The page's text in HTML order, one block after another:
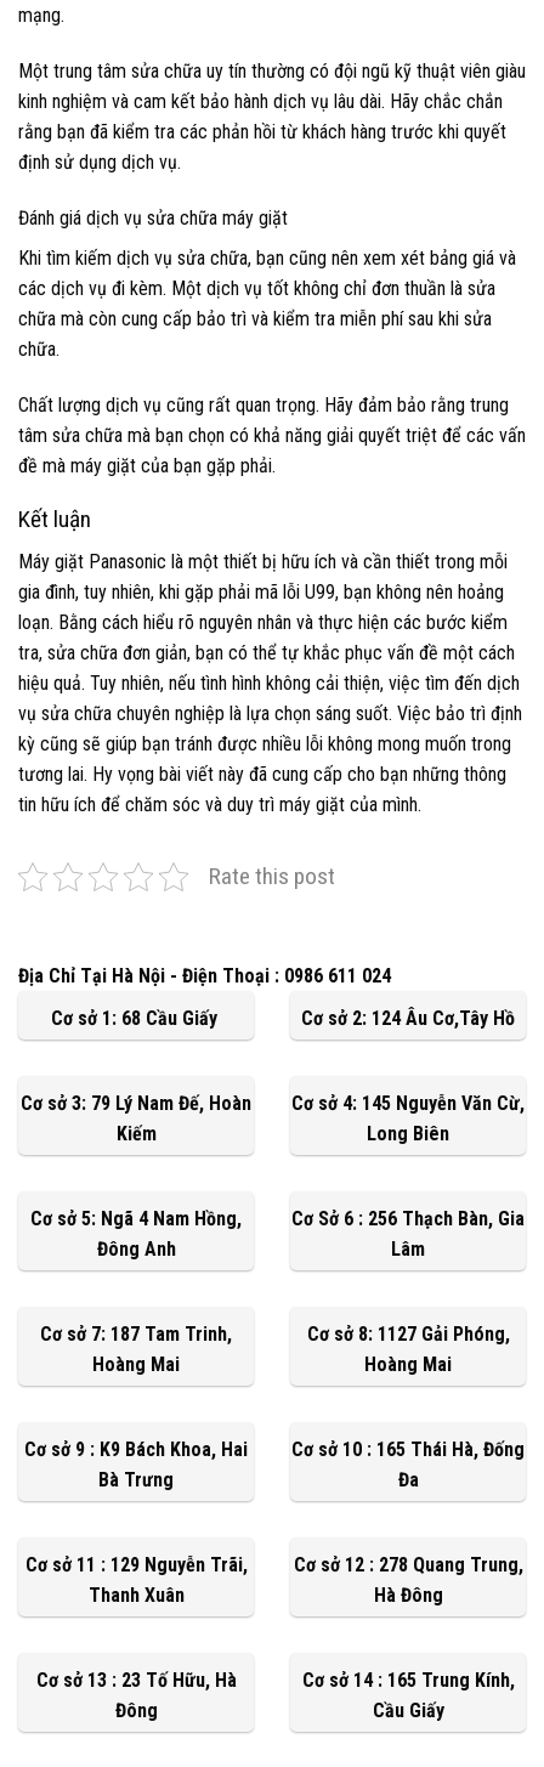
mạng.
Một trung tâm sửa chữa uy tín thường có đội ngũ kỹ thuật viên giàu
kinh nghiệm và cam kết bảo hành dịch vụ lâu dài. Hãy chắc chắn
rằng bạn đã kiểm tra các phản hồi từ khách hàng trước khi quyết
định sử dụng dịch vụ.
Đánh giá dịch vụ sửa chữa máy giặt
Khi tìm kiếm dịch vụ sửa chữa, bạn cũng nên xem xét bảng giá và
các dịch vụ đi kèm. Một dịch vụ tốt không chỉ đơn thuần là sửa
chữa mà còn cung cấp bảo trì và kiểm tra miễn phí sau khi sửa
chữa.
Chất lượng dịch vụ cũng rất quan trọng. Hãy đảm bảo rằng trung
tâm sửa chữa mà bạn chọn có khả năng giải quyết triệt để các vấn
đề mà máy giặt của bạn gặp phải.
Kết luận
Máy giặt Panasonic là một thiết bị hữu ích và cần thiết trong mỗi
gia đình, tuy nhiên, khi gặp phải mã lỗi U99, bạn không nên hoảng
loạn. Bằng cách hiểu rõ nguyên nhân và thực hiện các bước kiểm
tra, sửa chữa đơn giản, bạn có thể tự khắc phục vấn đề một cách
hiệu quả. Tuy nhiên, nếu tình hình không cải thiện, việc tìm đến dịch
vụ sửa chữa chuyên nghiệp là lựa chọn sáng suốt. Việc bảo trì định
kỳ cũng sẽ giúp bạn tránh được nhiều lỗi không mong muốn trong
tương lai. Hy vọng bài viết này đã cung cấp cho bạn những thông
tin hữu ích để chăm sóc và duy trì máy giặt của mình.
Rate this post
Địa Chỉ Tại Hà Nội - Điện Thoại : 0986 611 024
Cơ sở 1: 68 Cầu Giấy
Cơ sở 2: 124 Âu Cơ,Tây Hồ
Cơ sở 3: 79 Lý Nam Đế, Hoàn
Kiếm
Cơ sở 4: 145 Nguyễn Văn Cừ,
Long Biên
Cơ sở 5: Ngã 4 Nam Hồng,
Đông Anh
Cơ Sở 6 : 256 Thạch Bàn, Gia
Lâm
Cơ sở 7: 187 Tam Trinh,
Hoàng Mai
Cơ sở 8: 1127 Gải Phóng,
Hoàng Mai
Cơ sở 9 : K9 Bách Khoa, Hai
Bà Trưng
Cơ sở 10 : 165 Thái Hà, Đống
Đa
Cơ sở 11 : 129 Nguyễn Trãi,
Thanh Xuân
Cơ sở 12 : 278 Quang Trung,
Hà Đông
Cơ sở 13 : 23 Tố Hữu, Hà
Đông
Cơ sở 14 : 165 Trung Kính,
Cầu Giấy